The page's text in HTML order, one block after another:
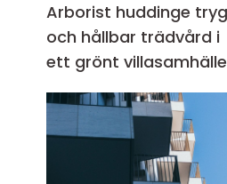
Arborist huddinge trygg
och hållbar trädvård i
ett grönt villasamhälle